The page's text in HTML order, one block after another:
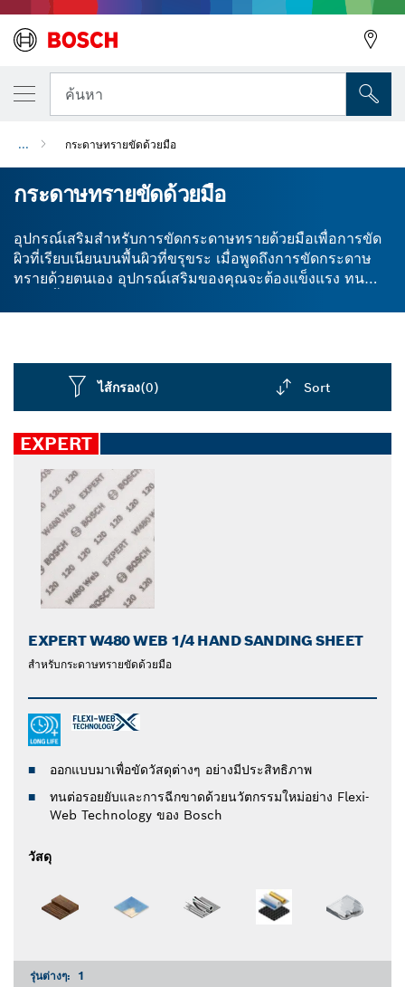
ค้นหา
... กระดาษทรายขัดด้วยมือ
กระดาษทรายขัดด้วยมือ
อุปกรณ์เสริมสำหรับการขัดกระดาษทรายด้วยมือเพื่อการขัด
ผิวที่เรียบเนียนบนพื้นผิวที่ขรุขระ เมื่อพูดถึงการขัดกระดาษ
ทรายด้วยตนเอง อุปกรณ์เสริมของคุณจะต้องแข็งแรง ทน
กระดาษทราย และฟองน้ำขัดทั้งหมดของเราให้มีคุณสมบัติ
มาก คุณจึงไม่เสียเงินเปลี่ยนกระดาษทรายแผ่นเก่าบ่อยๆ เลือก
กระดาษทรายที่เหมาะกับความต้องการเฉพาะของคุณ หรือ
บนวัสดุหลากหลายประเภท เช่น เหล็ก ไม้ทาสี และไม้เนื้อ
แข็ง
ไส้กรอง(0) Sort
closed
EXPERT
EXPERT W480 WEB 1/4 HAND SANDING SHEET
สำหรับกระดาษทรายขัดด้วยมือ
ออกแบบมาเพื่อขัดวัสดุต่างๆ อย่างมีประสิทธิภาพ
ทนต่อรอยยับและการฉีกขาดด้วยนวัตกรรมใหม่อย่าง Flexi-
Web Technology ของ Bosch
วัสดุ
รุ่นต่างๆ: 1